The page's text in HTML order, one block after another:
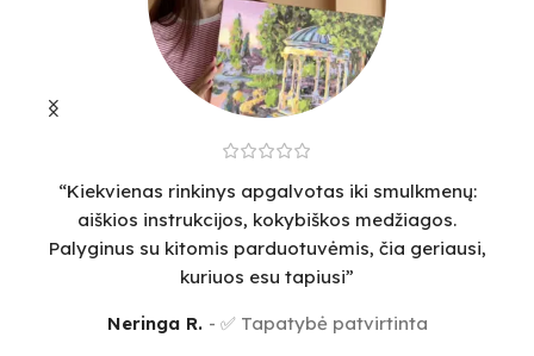
“Kiekvienas rinkinys apgalvotas iki smulkmenų:
aiškios instrukcijos, kokybiškos medžiagos.
Palyginus su kitomis parduotuvėmis, čia geriausi,
kuriuos esu tapiusi”
Neringa R. ✅ Tapatybė patvirtinta